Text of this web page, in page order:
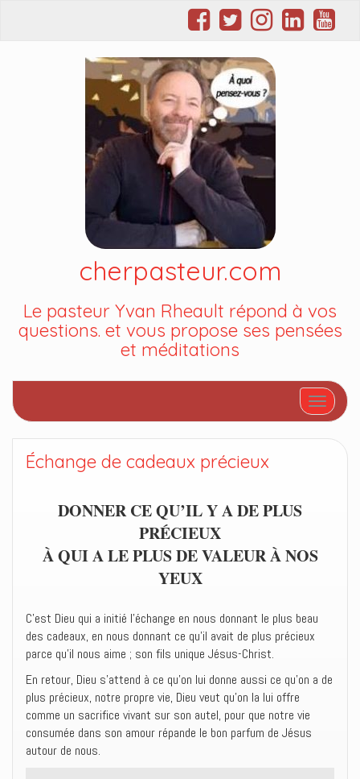
cherpasteur.com
Le pasteur Yvan Rheault répond à vos
questions. et vous propose ses pensées
et méditations
Afficher/
Échange de cadeaux précieux
DONNER CE QU’IL Y A DE PLUS
PRÉCIEUX
À QUI A LE PLUS DE VALEUR À NOS
YEUX
C’est Dieu qui a initié l’échange en nous donnant le plus beau
des cadeaux, en nous donnant ce qu’il avait de plus précieux
parce qu’il nous aime ; son fils unique Jésus-Christ.
En retour, Dieu s’attend à ce qu’on lui donne aussi ce qu’on a de
plus précieux, notre propre vie, Dieu veut qu’on la lui offre
comme un sacrifice vivant sur son autel, pour que notre vie
consumée dans son amour répande le bon parfum de Jésus
autour de nous.